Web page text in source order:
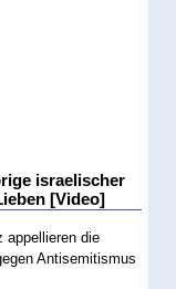
israelischer
[Video]
appellieren die
Antisemitismus